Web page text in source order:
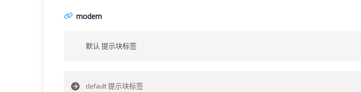
modern
默认 提示块标签
default 提示块标签